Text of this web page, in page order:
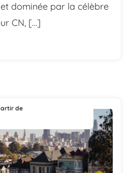
dominée par la célèbre
CN, […]
de